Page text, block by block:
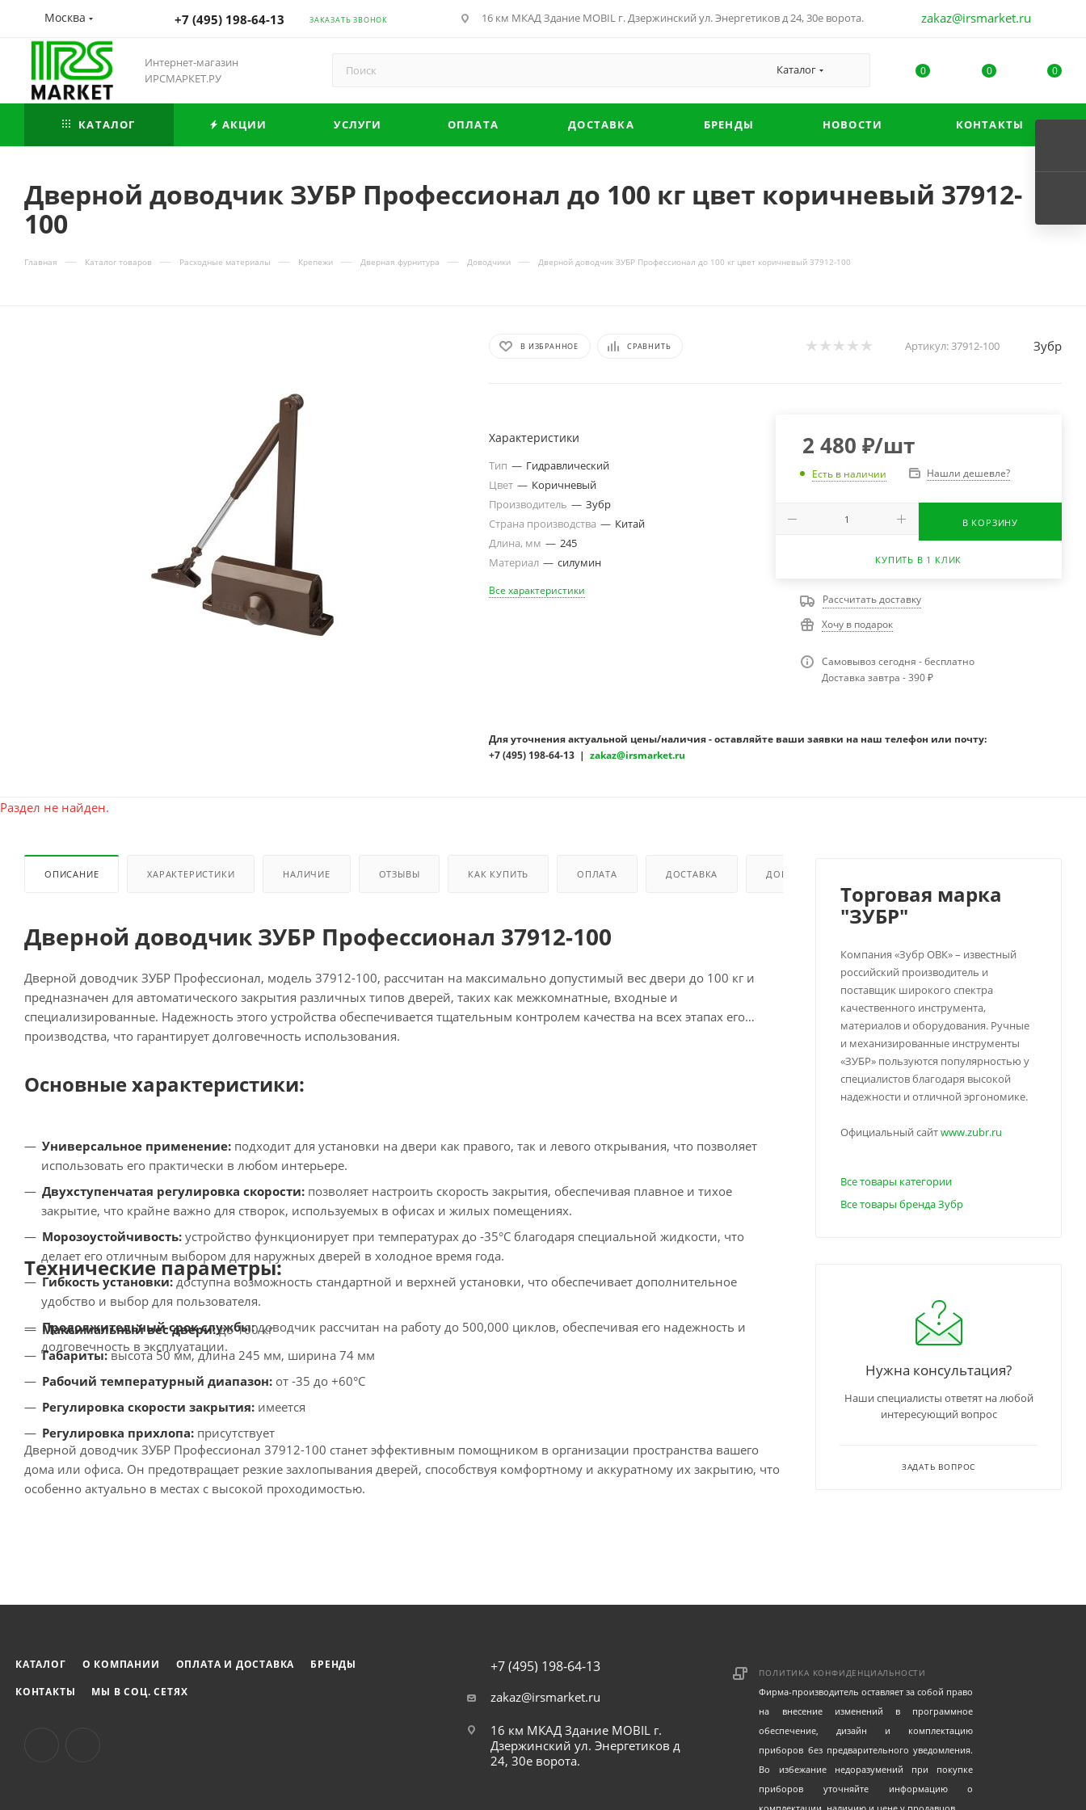
Москва +7 (495) 198-64-13 ЗАКАЗАТЬ ЗВОНОК 16 км МКАД Здание MOBIL г. Дзержинский ул. Энергетиков д 24, 30е ворота. zakaz@irsmarket.ru
Интернет-магазин
ИРСМАРКЕТ.РУ
Каталог 0 0 0
КАТАЛОГ АКЦИИ УСЛУГИ ОПЛАТА ДОСТАВКА БРЕНДЫ НОВОСТИ КОНТАКТЫ
Дверной доводчик ЗУБР Профессионал до 100 кг цвет коричневый 37912-
100
Главная — Каталог товаров — Расходные материалы — Крепежи — Дверная фурнитура — Доводчики — Дверной доводчик ЗУБР Профессионал до 100 кг цвет коричневый 37912-100
В ИЗБРАННОЕ СРАВНИТЬ Артикул:37912-100 Зубр
Характеристики
Тип — Гидравлический
Цвет — Коричневый
Производитель — Зубр
Страна производства — Китай
Длина, мм — 245
Материал — силумин
Все характеристики
2 480 ₽/шт
Есть в наличии Нашли дешевле?
В КОРЗИНУ
КУПИТЬ В 1 КЛИК
Рассчитать доставку
Хочу в подарок
Самовывоз сегодня - бесплатно
Доставка завтра - 390 ₽
Для уточнения актуальной цены/наличия - оставляйте ваши заявки на наш телефон или почту:
+7 (495) 198-64-13 |zakaz@irsmarket.ru
Раздел не найден.
ОПИСАНИЕ ХАРАКТЕРИСТИКИ НАЛИЧИЕ ОТЗЫВЫ КАК КУПИТЬ ОПЛАТА ДОСТАВКА ДОПОЛНИТЕЛЬНО
Дверной доводчик ЗУБР Профессионал 37912-100
Дверной доводчик ЗУБР Профессионал, модель 37912-100, рассчитан на максимально допустимый вес двери до 100 кг и
предназначен для автоматического закрытия различных типов дверей, таких как межкомнатные, входные и
специализированные. Надежность этого устройства обеспечивается тщательным контролем качества на всех этапах его
производства, что гарантирует долговечность использования.
Основные характеристики:
Универсальное применение: подходит для установки на двери как правого, так и левого открывания, что позволяет
использовать его практически в любом интерьере.
Двухступенчатая регулировка скорости: позволяет настроить скорость закрытия, обеспечивая плавное и тихое
закрытие, что крайне важно для створок, используемых в офисах и жилых помещениях.
Морозоустойчивость: устройство функционирует при температурах до -35°C благодаря специальной жидкости, что
делает его отличным выбором для наружных дверей в холодное время года.
Гибкость установки: доступна возможность стандартной и верхней установки, что обеспечивает дополнительное
удобство и выбор для пользователя.
Продолжительный срок службы:доводчик рассчитан на работу до 500,000 циклов, обеспечивая его надежность и
долговечность в эксплуатации.
Технические параметры:
Максимальный вес двери:до 100 кг
Габариты:высота 50 мм, длина 245 мм, ширина 74 мм
Рабочий температурный диапазон: от -35 до +60°C
Регулировка скорости закрытия: имеется
Регулировка прихлопа: присутствует
Дверной доводчик ЗУБР Профессионал 37912-100 станет эффективным помощником в организации пространства вашего
дома или офиса. Он предотвращает резкие захлопывания дверей, способствуя комфортному и аккуратному их закрытию, что
особенно актуально в местах с высокой проходимостью.
Торговая марка
"ЗУБР"
Компания «Зубр ОВК» – известный
российский производитель и
поставщик широкого спектра
качественного инструмента,
материалов и оборудования. Ручные
и механизированные инструменты
«ЗУБР» пользуются популярностью у
специалистов благодаря высокой
надежности и отличной эргономике.
Официальный сайтwww.zubr.ru
Все товары категории
Все товары бренда Зубр
Нужна консультация?
Наши специалисты ответят на любой
интересующий вопрос
ЗАДАТЬ ВОПРОС
КАТАЛОГ О КОМПАНИИ ОПЛАТА И ДОСТАВКА
БРЕНДЫ
КОНТАКТЫ
МЫ В СОЦ. СЕТЯХ
+7 (495) 198-64-13
zakaz@irsmarket.ru
16 км МКАД Здание MOBIL г.
Дзержинский ул. Энергетиков д
24, 30е ворота.
ПОЛИТИКА КОНФИДЕНЦИАЛЬНОСТИ
Фирма-производитель оставляет за собой право
на внесение изменений в программное
обеспечение, дизайн и комплектацию
приборов без предварительного уведомления.
Во избежание недоразумений при покупке
приборов уточняйте информацию о